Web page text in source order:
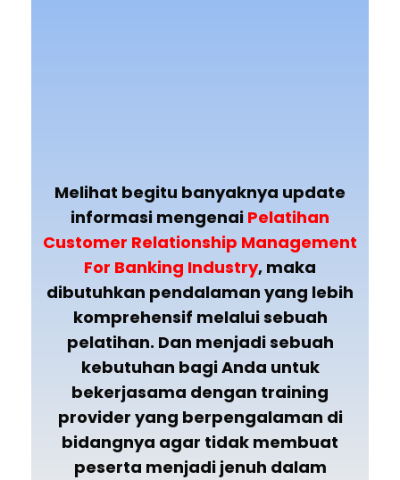
Melihat begitu banyaknya update
informasi mengenai Pelatihan
Customer Relationship Management
For Banking Industry, maka
dibutuhkan pendalaman yang lebih
komprehensif melalui sebuah
pelatihan. Dan menjadi sebuah
kebutuhan bagi Anda untuk
bekerjasama dengan training
provider yang berpengalaman di
bidangnya agar tidak membuat
peserta menjadi jenuh dalam